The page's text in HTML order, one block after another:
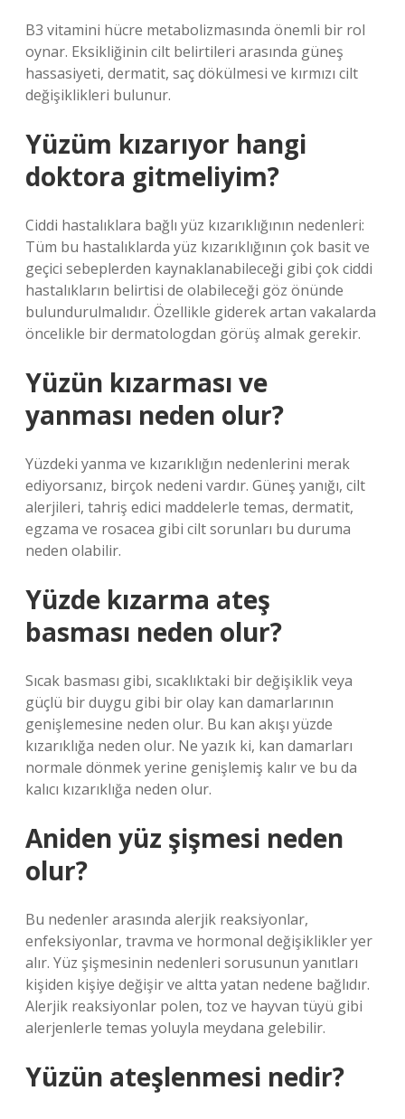
B3 vitamini hücre metabolizmasında önemli bir rol
oynar. Eksikliğinin cilt belirtileri arasında güneş
hassasiyeti, dermatit, saç dökülmesi ve kırmızı cilt
değişiklikleri bulunur.
Yüzüm kızarıyor hangi
doktora gitmeliyim?
Ciddi hastalıklara bağlı yüz kızarıklığının nedenleri:
Tüm bu hastalıklarda yüz kızarıklığının çok basit ve
geçici sebeplerden kaynaklanabileceği gibi çok ciddi
hastalıkların belirtisi de olabileceği göz önünde
bulundurulmalıdır. Özellikle giderek artan vakalarda
öncelikle bir dermatologdan görüş almak gerekir.
Yüzün kızarması ve
yanması neden olur?
Yüzdeki yanma ve kızarıklığın nedenlerini merak
ediyorsanız, birçok nedeni vardır. Güneş yanığı, cilt
alerjileri, tahriş edici maddelerle temas, dermatit,
egzama ve rosacea gibi cilt sorunları bu duruma
neden olabilir.
Yüzde kızarma ateş
basması neden olur?
Sıcak basması gibi, sıcaklıktaki bir değişiklik veya
güçlü bir duygu gibi bir olay kan damarlarının
genişlemesine neden olur. Bu kan akışı yüzde
kızarıklığa neden olur. Ne yazık ki, kan damarları
normale dönmek yerine genişlemiş kalır ve bu da
kalıcı kızarıklığa neden olur.
Aniden yüz şişmesi neden
olur?
Bu nedenler arasında alerjik reaksiyonlar,
enfeksiyonlar, travma ve hormonal değişiklikler yer
alır. Yüz şişmesinin nedenleri sorusunun yanıtları
kişiden kişiye değişir ve altta yatan nedene bağlıdır.
Alerjik reaksiyonlar polen, toz ve hayvan tüyü gibi
alerjenlerle temas yoluyla meydana gelebilir.
Yüzün ateşlenmesi nedir?